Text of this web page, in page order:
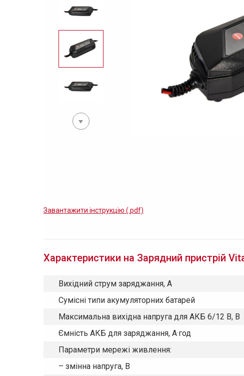
Завантажити інструкцію (.pdf)
Характеристики на Зарядний пристрій
Вихідний струм заряджання, А
Сумісні типи акумуляторних батарей
Максимальна вихідна напруга для АКБ 6/12 В, В
Ємність АКБ для заряджання, А·год
Параметри мережі живлення:
– змінна напруга, В